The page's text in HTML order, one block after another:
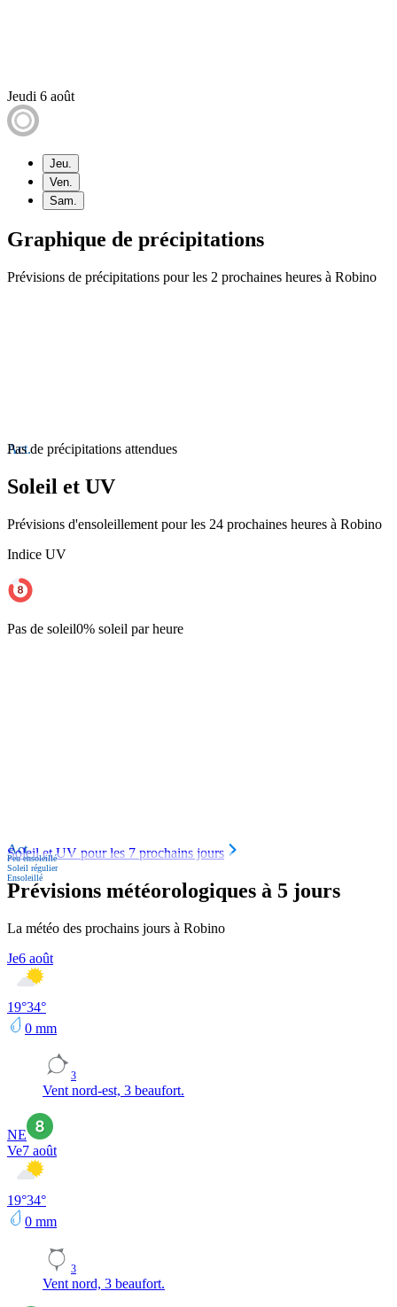
Jeudi 6 août
Jeu.
Ven.
Sam.
Graphique de précipitations
Prévisions de précipitations pour les 2 prochaines heures à Robino
Act.
Pas de précipitations attendues
Soleil et UV
Prévisions d'ensoleillement pour les 24 prochaines heures à Robino
Indice UV
Pas de soleil0% soleil par heure
Act.
Peu ensoleillé
Soleil régulier
Ensoleillé
Soleil et UV pour les 7 prochains jours
Prévisions météorologiques à 5 jours
La météo des prochains jours à Robino
Je6 août
19°34°
0 mm
3
Vent nord-est, 3 beaufort.
NE
Ve7 août
19°34°
0 mm
3
Vent nord, 3 beaufort.